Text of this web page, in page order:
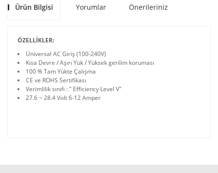
Ürün Bilgisi Yorumlar Önerileriniz
ÖZELLİKLER:
Üniversal AC Giriş (100-240V)
Kısa Devre / Aşırı Yük / Yüksek gerilim koruması
100 % Tam Yükte Çalışma
CE ve ROHS Sertifikası
Verimlilik sınıfı : " Efficiency Level V"
27.6 ~ 28.4 Volt 6-12 Amper